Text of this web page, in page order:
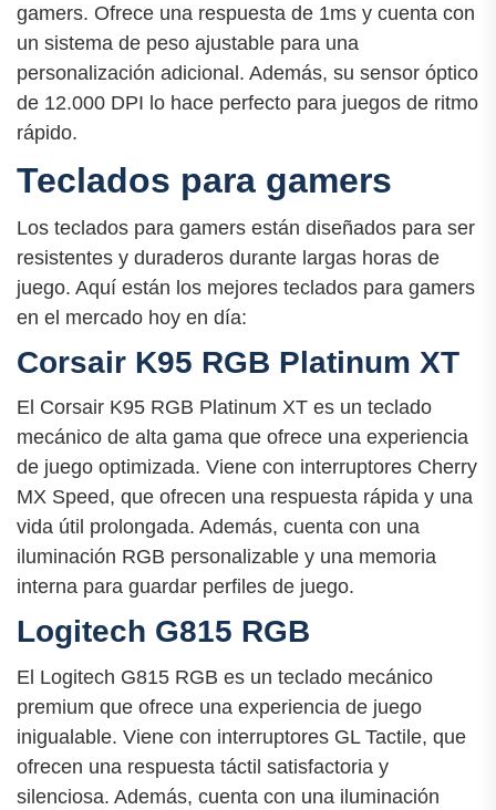
gamers. Ofrece una respuesta de 1ms y cuenta con
un sistema de peso ajustable para una
personalización adicional. Además, su sensor óptico
de 12.000 DPI lo hace perfecto para juegos de ritmo
rápido.
Teclados para gamers
Los teclados para gamers están diseñados para ser
resistentes y duraderos durante largas horas de
juego. Aquí están los mejores teclados para gamers
en el mercado hoy en día:
Corsair K95 RGB Platinum XT
El Corsair K95 RGB Platinum XT es un teclado
mecánico de alta gama que ofrece una experiencia
de juego optimizada. Viene con interruptores Cherry
MX Speed, que ofrecen una respuesta rápida y una
vida útil prolongada. Además, cuenta con una
iluminación RGB personalizable y una memoria
interna para guardar perfiles de juego.
Logitech G815 RGB
El Logitech G815 RGB es un teclado mecánico
premium que ofrece una experiencia de juego
inigualable. Viene con interruptores GL Tactile, que
ofrecen una respuesta táctil satisfactoria y
silenciosa. Además, cuenta con una iluminación